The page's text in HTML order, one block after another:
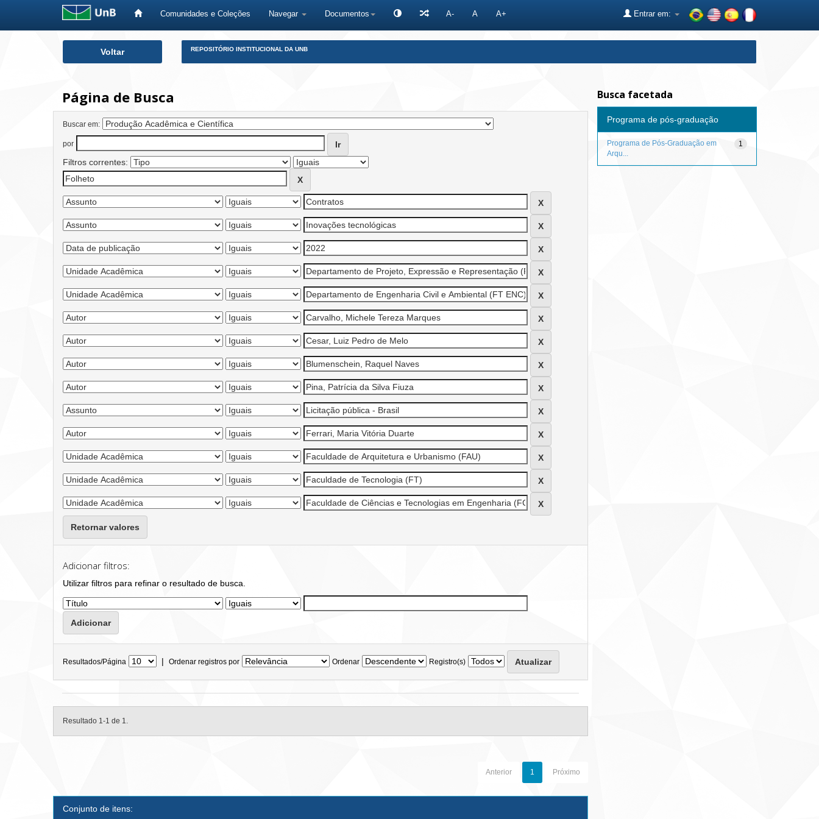
Comunidades e Coleções Navegar Documentos A- A A+ Entrar em:
Voltar REPOSITÓRIO INSTITUCIONAL DA UNB
Página de Busca
Buscar em:
por
Filtros correntes:
Retornar valores
Adicionar filtros:
Utilizar filtros para refinar o resultado de busca.
Resultados/Página | Ordenar registros por Ordenar Registro(s)
Resultado 1-1 de 1.
Anterior 1 Próximo
Conjunto de itens:
Busca facetada
Programa de pós-graduação
1
Programa de Pós-Graduação em
Arqu...